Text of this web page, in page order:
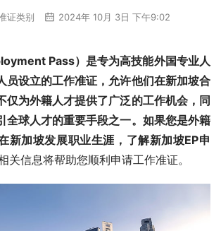
证类别 2024年 10月 3日 下午9:02
Pass）是专为高技能外国专业人
员设立的工作准证，允许他们在新加坡合
仅为外籍人才提供了广泛的工作机会，同
全球人才的重要手段之一。如果您是外籍
新加坡发展职业生涯，了解新加坡EP申
关信息将帮助您顺利申请工作准证。